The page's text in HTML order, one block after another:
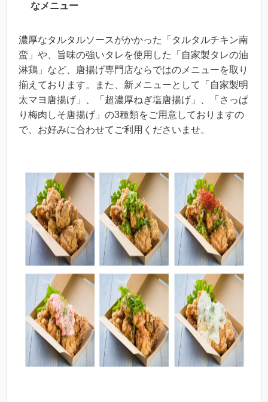
なメニュー
濃厚なタルタルソースがかかった「タルタルチキン南
蛮」や、旨味の強いタレを使用した「自家製タレの油
淋鶏」など、唐揚げ専門店ならではのメニューを取り
揃えております。また、新メニューとして「自家製明
太マヨ唐揚げ」、「超濃厚ねぎ塩唐揚げ」、「さっぱ
り梅肉しそ唐揚げ」の3種類をご用意しておりますの
で、お好みに合わせてご利用くださいませ。